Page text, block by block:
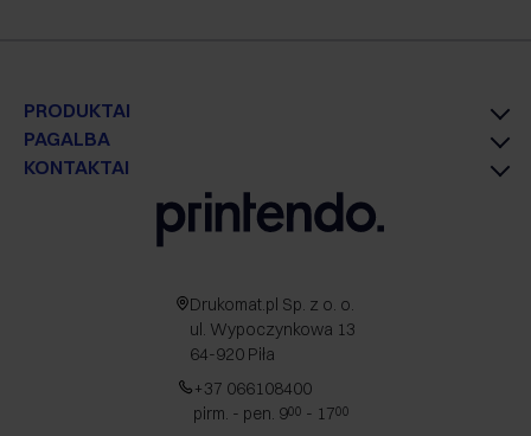
PRODUKTAI
PAGALBA
KONTAKTAI
Drukomat.pl Sp. z o. o.
ul. Wypoczynkowa 13
64-920 Piła
+37 066108400
pirm. - pen. 900 - 1700